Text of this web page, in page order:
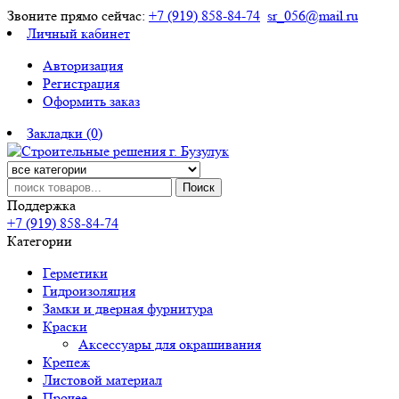
Звоните прямо сейчас: +7 (919) 858-84-74 sr_056@mail.ru
Личный кабинет
Авторизация
Регистрация
Оформить заказ
Закладки (0)
Поиск
Поддержка
+7 (919) 858-84-74
Категории
Герметики
Гидроизоляция
Замки и дверная фурнитура
Краски
Аксессуары для окрашивания
Крепеж
Листовой материал